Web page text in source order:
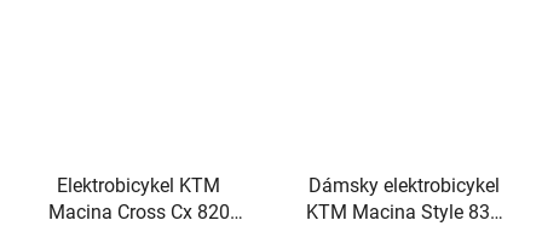
Elektrobicykel KTM
Macina Cross Cx 820
Dámsky elektrobicykel
KTM Macina Style 830